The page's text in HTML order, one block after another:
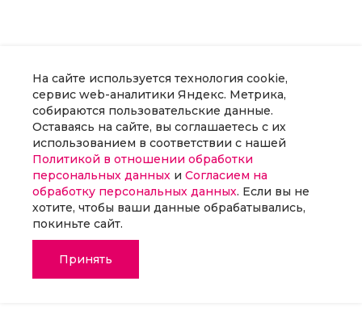
На сайте используется технология cookie,
сервис web-аналитики Яндекс. Метрика,
собираются пользовательские данные.
Оставаясь на сайте, вы соглашаетесь с их
использованием в соответствии с нашей
Политикой в отношении обработки
персональных данных и Согласием на
обработку персональных данных. Если вы не
хотите, чтобы ваши данные обрабатывались,
покиньте сайт.
Принять